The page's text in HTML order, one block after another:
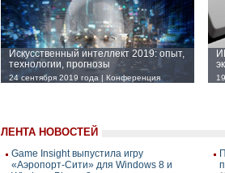
Искусственный интеллект 2019: опыт,
технологии, прогнозы
24 сентября 2019 года | Конференция
ЛЕНТА НОВОСТЕЙ
Game Insight выпустила игру
«Аэропорт-Сити» для Windows 8 и